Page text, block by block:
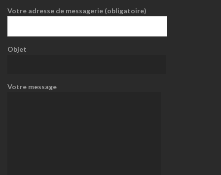
Votre adresse de messagerie (obligatoire)
Objet
Votre message